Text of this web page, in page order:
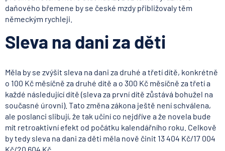
daňového břemene by se české mzdy přibližovaly těm
německým rychleji.
Sleva na dani za děti
Měla by se zvýšit sleva na dani za druhé a třetí dítě, konkrétně
o 100 Kč měsíčně za druhé dítě a o 300 Kč měsíčně za třetí a
každé následující dítě (sleva za první dítě zůstává bohužel na
současné úrovni). Tato změna zákona ještě není schválena,
ale poslanci slibují, že tak učiní co nejdříve a že novela bude
mít retroaktivní efekt od počátku kalendářního roku. Celkově
by tedy sleva na dani za děti měla nově činit 13 404 Kč/17 004
Kč/20 604 Kč.